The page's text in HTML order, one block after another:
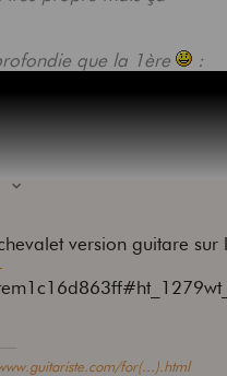
que la 1ère
:
version guitare sur
for(...).html